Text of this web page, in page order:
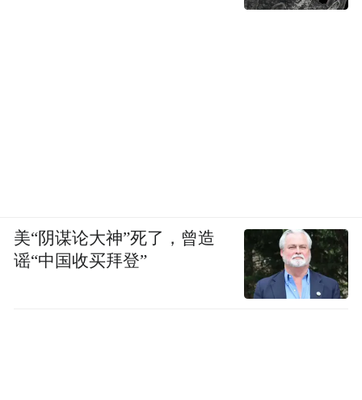
美“阴谋论大神”死了，曾造
谣“中国收买拜登”